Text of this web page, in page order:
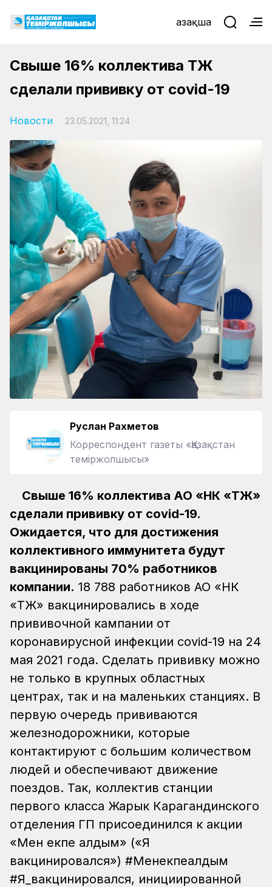
Қазақша
Свыше 16% коллектива ҚТЖ
сделали прививку от covid-19
Новости 23.05.2021, 11:24
Руслан Рахметов
Корреспондент газеты «Қазақстан
теміржолшысы»
Свыше 16% коллектива АО «НК «ҚТЖ»
сделали прививку от covid-19.
Ожидается, что для достижения
коллективного иммунитета будут
вакцинированы 70% работников
компании. 18 788 работников АО «НК
«ҚТЖ» вакцинировались в ходе
прививочной кампании от
коронавирусной инфекции сovid-19 на 24
мая 2021 года. Сделать прививку можно
не только в крупных областных
центрах, так и на маленьких станциях. В
первую очередь прививаются
железнодорожники, которые
контактируют с большим количеством
людей и обеспечивают движение
поездов. Так, коллектив станции
первого класса Жарык Карагандинского
отделения ГП присоединился к акции
«Мен екпе алдым» («Я
вакцинировался») #Менекпеалдым
#Я_вакцинировался, инициированной